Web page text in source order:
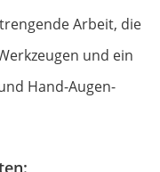
Arbeit, die
und ein
Hand-Augen-